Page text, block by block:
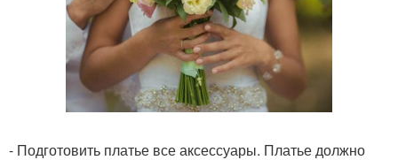
- Подготовить платье все аксессуары. Платье должно